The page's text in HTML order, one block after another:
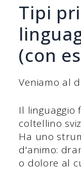
Tipi
(con
Veniamo al
Il linguaggio
coltellino
Ha uno
d'animo:
o dolore al